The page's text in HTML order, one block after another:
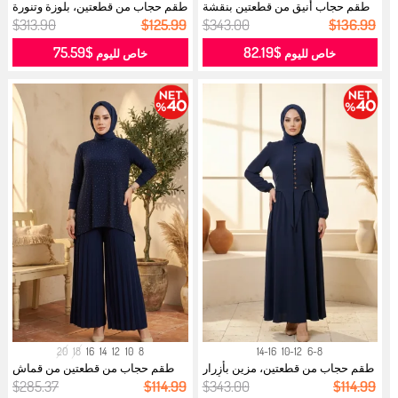
طقم حجاب أنيق من قطعتين بنقشة
مجعدة...
$343.00 $136.99
خاص لليوم $82.19
طقم حجاب من قطعتين، بلوزة وتنورة
بت...
$313.90 $125.99
خاص لليوم$75.59
6-8
10-12
14-16
طقم حجاب من قطعتين، مزين بأزرار
وأك...
$343.00 $114.99
8
10
12
14
16
18
20
طقم حجاب من قطعتين من قماش
ساندي، ب...
$285.37 $114.99